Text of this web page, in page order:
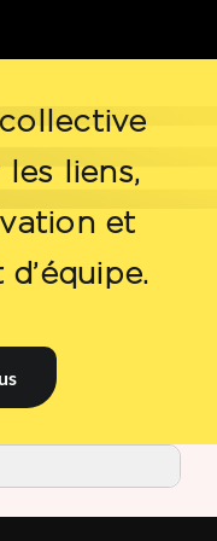
liens,
et